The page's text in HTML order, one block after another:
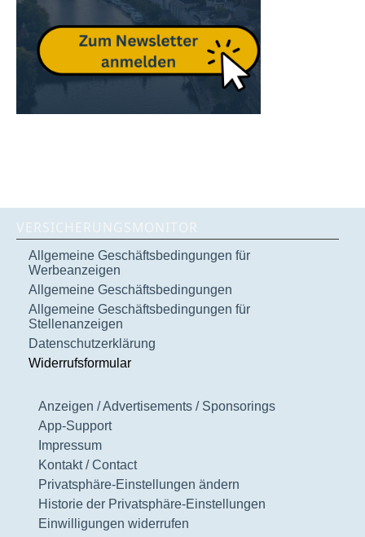
VERSICHERUNGSMONITOR
Allgemeine Geschäftsbedingungen für
Werbeanzeigen
Allgemeine Geschäftsbedingungen
Allgemeine Geschäftsbedingungen für
Stellenanzeigen
Datenschutzerklärung
Widerrufsformular
Anzeigen / Advertisements / Sponsorings
App-Support
Impressum
Kontakt / Contact
Privatsphäre-Einstellungen ändern
Historie der Privatsphäre-Einstellungen
Einwilligungen widerrufen